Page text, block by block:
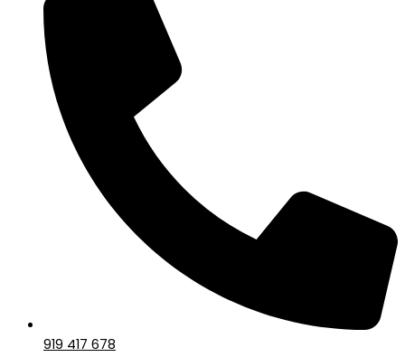
919 417 678